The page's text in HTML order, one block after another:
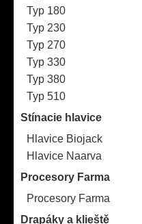
Typ 180
Typ 230
Typ 270
Typ 330
Typ 380
Typ 510
Stínacie hlavice
Hlavice Biojack
Hlavice Naarva
Procesory Farma
Procesory Farma
Drapáky a klieště